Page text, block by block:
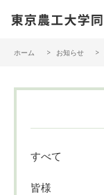
ホーム お知らせ
すべて
皆様